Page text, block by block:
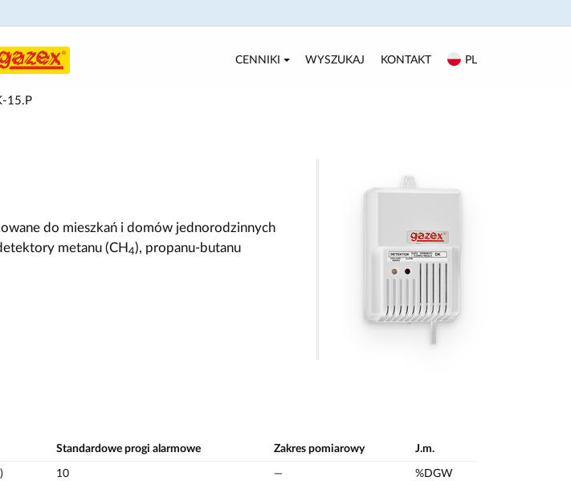
CENNIKI WYSZUKAJ KONTAKT PL
15.P
do mieszkań i domów jednorodzinnych
metanu (CH 4), propanu-butanu
Standardowe progi alarmowe Zakres pomiarowy J.m.
10 — %DGW